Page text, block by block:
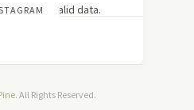
invalid data.
. All Rights Reserved.